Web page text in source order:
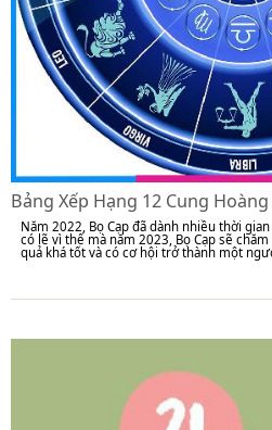
Bảng Xếp Hạng 12 Cung
Năm 2022, Bọ Cạp đã dành nhiều thời
có lẽ vì thế mà năm 2023, Bọ Cạp sẽ
quả khá tốt và có cơ hội trở thành một